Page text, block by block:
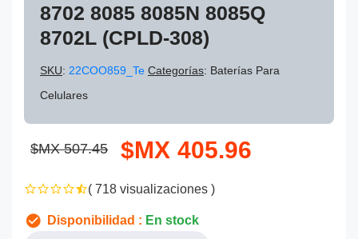
8702 8085 8085N 8085Q
8702L (CPLD-308)
SKU: 22COO859_Te Categorías: Baterías Para
Celulares
$MX 507.45 $MX 405.96
( 718 visualizaciones )
Disponibilidad : En stock